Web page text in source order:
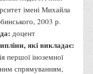
імені Михайла
2003 р.
доцент
які викладає:
першої іноземної
спрямуванням,